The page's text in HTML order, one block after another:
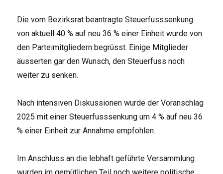
Die vom Bezirksrat beantragte Steuerfusssenkung
von aktuell 40 % auf neu 36 % einer Einheit wurde von
den Parteimitgliedern begrüsst. Einige Mitglieder
äusserten gar den Wunsch, den Steuerfuss noch
weiter zu senken.
Nach intensiven Diskussionen wurde der Voranschlag
2025 mit einer Steuerfusssenkung um 4 % auf neu 36
% einer Einheit zur Annahme empfohlen.
Im Anschluss an die lebhaft geführte Versammlung